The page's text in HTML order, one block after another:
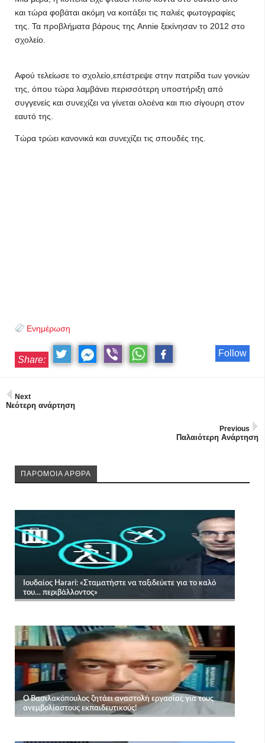
και τώρα φοβάται ακόμη να κοιτάξει τις παλιές φωτογραφίες
της. Τα προβλήματα βάρους της Annie ξεκίνησαν το 2012 στο
σχολείο.
Αφού τελείωσε το σχολείο,επέστρεψε στην πατρίδα των γονιών
της, όπου τώρα λαμβάνει περισσότερη υποστήριξη από
συγγενείς και συνεχίζει να γίνεται ολοένα και πιο σίγουρη στον
εαυτό της.
Τώρα τρώει κανονικά και συνεχίζει τις σπουδές της.
Ενημέρωση
Follow
Share:
Next
Νεότερη ανάρτηση
Previous
Παλαιότερη Ανάρτηση
ΠΑΡΟΜΟΙΑ ΑΡΘΡΑ